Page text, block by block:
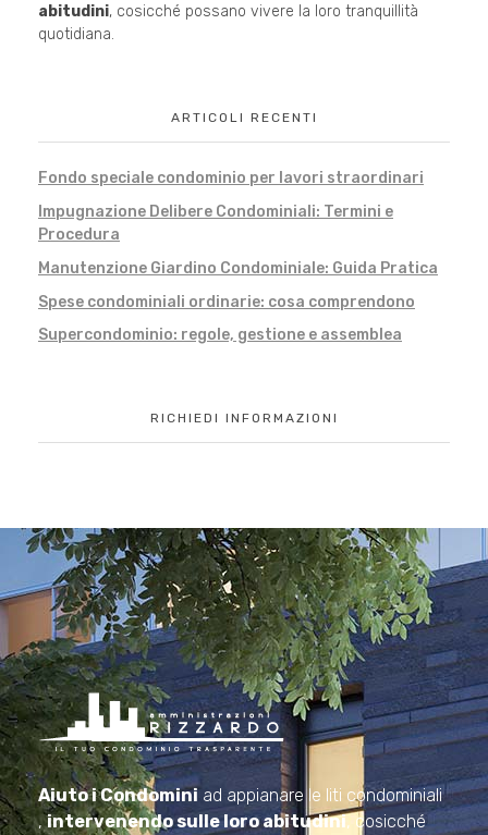
abitudini, cosicché possano vivere la loro tranquillità
quotidiana.
ARTICOLI RECENTI
Fondo speciale condominio per lavori straordinari
Impugnazione Delibere Condominiali: Termini e
Procedura
Manutenzione Giardino Condominiale: Guida Pratica
Spese condominiali ordinarie: cosa comprendono
Supercondominio: regole, gestione e assemblea
RICHIEDI INFORMAZIONI
Amministrazioni Rizzardo
Il tuo condominio trasparente
Aiuto i Condominiad appianare le liti condominiali
,intervenendo sulle loro abitudini, cosicché